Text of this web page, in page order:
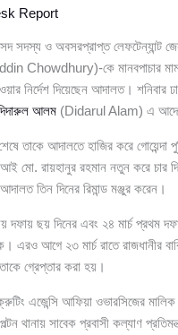
Report
সদস্য ও অবসরপ্রাপ্ত লেফটেন্যান্ট
Chowdhury)-কে মানবপাচার
নির্দেশ দিয়েছেন আদালত। শনিবার
আলম (Didarul Alam) এ
তাকে আদালতে হাজির করে গোয়েন্দা
মো. রায়হানুর রহমান নতুন করে চার
তিন দিনের রিমান্ড মঞ্জুর করেন।
দফায় ছয় দিনের এবং ২৪ মার্চ প্রথম
এরও আগে ২৩ মার্চ রাতে রাজধানীর
গ্রেপ্তার করা হয়।
এজেন্সি আফিয়া ওভারসিজের
থানায় সাবেক প্রবাসী কল্যাণ